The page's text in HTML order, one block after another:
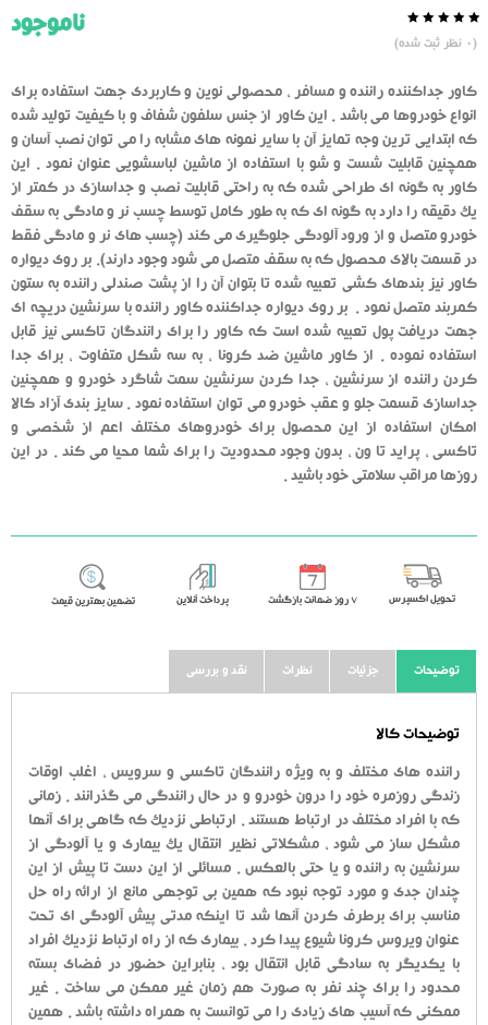
از
50
رای
دهنده
(
0 نظر ثبت شده)
ناموجود
کاور جداکننده راننده و مسافر ، محصولی نوین و کاربردی جهت استفاده برای
انواع خودروها می باشد . این کاور از جنس سلفون شفاف و با کیفیت تولید شده
که ابتدایی ترین وجه تمایز آن با سایر نمونه های مشابه را می توان نصب آسان و
همچنین قابلیت شست و شو با استفاده از ماشین لباسشویی عنوان نمود . این
کاور به گونه ای طراحی شده که به راحتی قابلیت نصب و جداسازی در کمتر از
یک دقیقه را دارد به گونه ای که به طور کامل توسط چسب نر و مادگی به سقف
خودرو متصل و از ورود آلودگی جلوگیری می کند (چسب های نر و مادگی فقط
در قسمت بالای محصول که به سقف متصل می شود وجود دارند). بر روی دیواره
کاور نیز بندهای کشی تعبیه شده تا بتوان آن را از پشت صندلی راننده به ستون
کمربند متصل نمود . بر روی دیواره جداکننده کاور راننده با سرنشین دریچه ای
جهت دریافت پول تعبیه شده است که کاور را برای رانندگان تاکسی نیز قابل
استفاده نموده . از کاور ماشین ضد کرونا ، به سه شکل متفاوت ، برای جدا
کردن راننده از سرنشین ، جدا کردن سرنشین سمت شاگرد خودرو و همچنین
جداسازی قسمت جلو و عقب خودرو می توان استفاده نمود . سایز بندی آزاد کالا
امکان استفاده از این محصول برای خودروهای مختلف اعم از شخصی و
تاکسی ، پراید تا ون ، بدون وجود محدودیت را برای شما محیا می کند . در این
روزها مراقب سلامتی خود باشید .
تحویل اکسپرس ٧ روز ضمانت بازگشت پرداخت آنلاین تضمین بهترین قیمت
توضیحات جزئیات نظرات نقد و بررسی
توضیحات کالا
راننده های مختلف و به ویژه رانندگان تاکسی و سرویس ، اغلب اوقات
زندگی روزمره خود را درون خودرو و در حال رانندگی می گذرانند . زمانی
که با افراد مختلف در ارتباط هستند . ارتباطی نزدیک که گاهی برای آنها
مشکل ساز می شود ، مشکلاتی نظیر انتقال یک بیماری و یا آلودگی از
سرنشین به راننده و یا حتی بالعکس . مسائلی از این دست تا پیش از این
چندان جدی و مورد توجه نبود که همین بی توجهی مانع از ارائه راه حل
مناسب برای برطرف کردن آنها شد تا اینکه مدتی پیش آلودگی ای تحت
عنوان ویروس کرونا شیوع پیدا کرد . بیماری که از راه ارتباط نزدیک افراد
با یکدیگر به سادگی قابل انتقال بود ، بنابراین حضور در فضای بسته
محدود را برای چند نفر به صورت هم زمان غیر ممکن می ساخت . غیر
ممکنی که آسیب های زیادی را می توانست به همراه داشته باشد . همین